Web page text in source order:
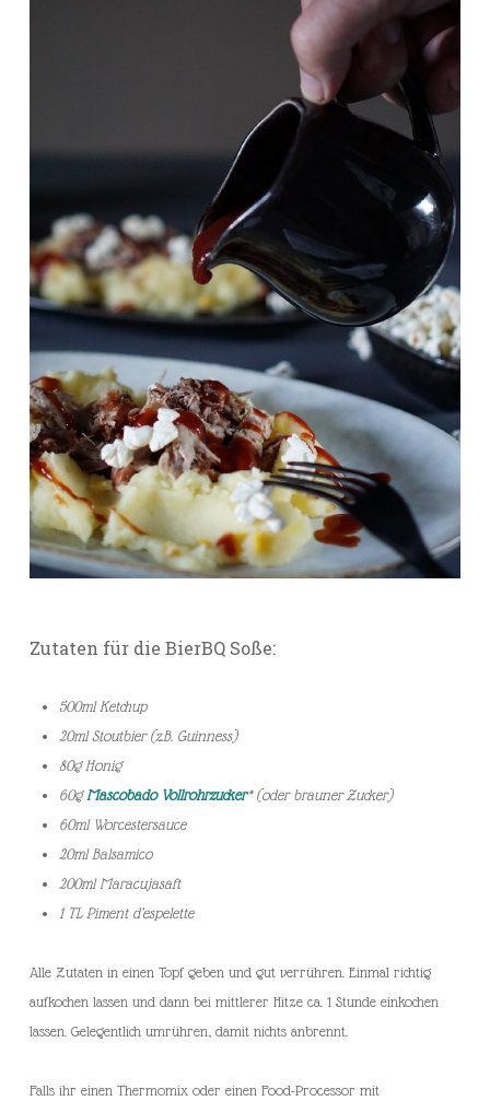
Zutaten für die BierBQ Soße:
500ml Ketchup
20ml Stoutbier (z.B. Guinness)
80g Honig
60g Mascobado Vollrohrzucker* (oder brauner Zucker)
60ml Worcestersauce
20ml Balsamico
200ml Maracujasaft
1 TL Piment d’espelette
Alle Zutaten in einen Topf geben und gut verrühren. Einmal richtig
aufkochen lassen und dann bei mittlerer Hitze ca. 1 Stunde einkochen
lassen. Gelegentlich umrühren, damit nichts anbrennt.
Falls ihr einen Thermomix oder einen Food-Processor mit